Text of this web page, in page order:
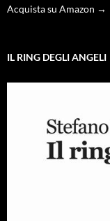
Acquista su Amazon →
IL RING DEGLI ANGELI